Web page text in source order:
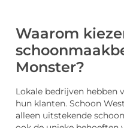
Waarom
Monster?
Lokale bedrijven hebben
hun klanten. Schoon
alleen uitstekende